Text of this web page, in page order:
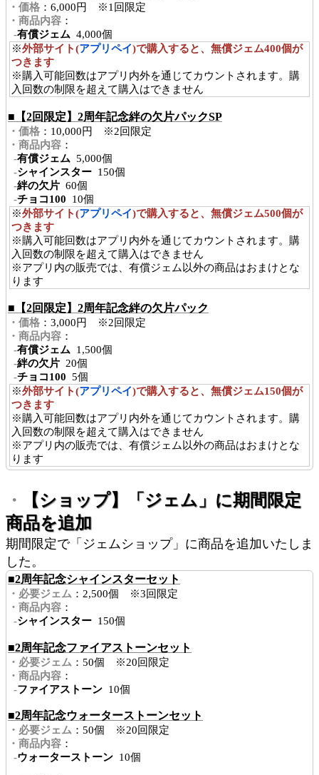
・価格 ：6,000円 ※1回限定
・商品内容 ：
-有償ジェム 4,000個
※外部サイト(アプリペイ)で購入すると、無償ジェム400個が
つきます
※購入可能回数はアプリ内外を通じてカウントされます。購
入回数の制限を超えて購入はできません
■【2回限定】2周年記念絆の欠片パックSP
・価格 ：10,000円 ※2回限定
・商品内容 ：
-有償ジェム 5,000個
-シャインスター 150個
-絆の欠片 60個
-チョコ100 10個
※外部サイト(アプリペイ)で購入すると、無償ジェム500個が
つきます
※購入可能回数はアプリ内外を通じてカウントされます。購
入回数の制限を超えて購入はできません
※アプリ内の販売では、有償ジェム以外の商品はおまけとな
ります
■【2回限定】2周年記念絆の欠片パック
・価格 ：3,000円 ※2回限定
・商品内容 ：
-有償ジェム 1,500個
-絆の欠片 20個
-チョコ100 5個
※外部サイト(アプリペイ)で購入すると、無償ジェム150個が
つきます
※購入可能回数はアプリ内外を通じてカウントされます。購
入回数の制限を超えて購入はできません
※アプリ内の販売では、有償ジェム以外の商品はおまけとな
ります
・
【ショップ】「ジェム」に期間限定
商品を追加
期間限定で「ジェムショップ」に商品を追加いたしま
した。
■2周年記念シャインスターセット
・必要ジェム ：2,500個 ※3回限定
・商品内容 ：
-シャインスター 150個
■2周年記念ファイアストーンセット
・必要ジェム ：50個 ※20回限定
・商品内容 ：
-ファイアストーン 10個
■2周年記念ウォーターストーンセット
・必要ジェム ：50個 ※20回限定
・商品内容 ：
-ウォーターストーン 10個